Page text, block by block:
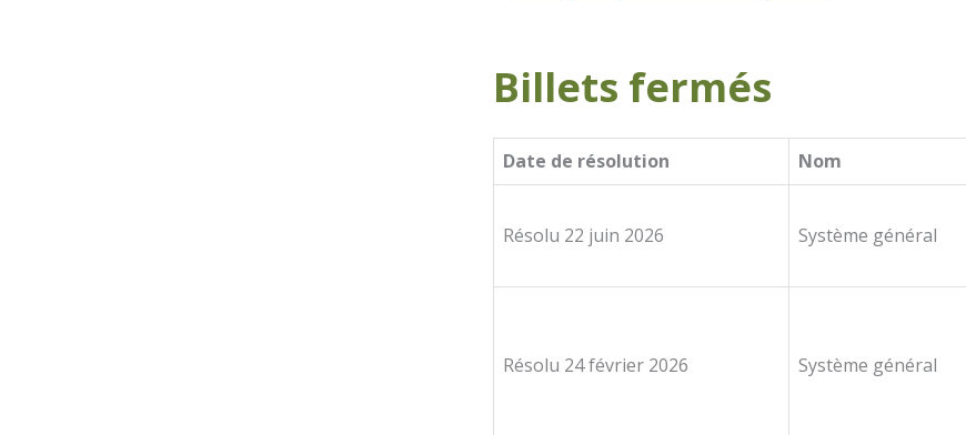
Billets fermés
Date de résolution Nom
Résolu 22 juin 2026 Système général
Résolu 24 février 2026 Système général